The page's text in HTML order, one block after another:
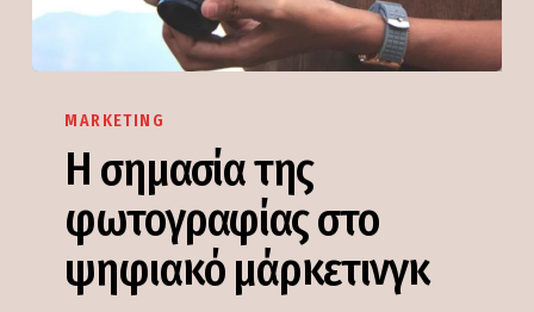
σημασία
φωτογραφίας
ψηφιακό
μάρκετινγκ
MARKETING
Η σημασία της
φωτογραφίας στο
ψηφιακό μάρκετινγκ